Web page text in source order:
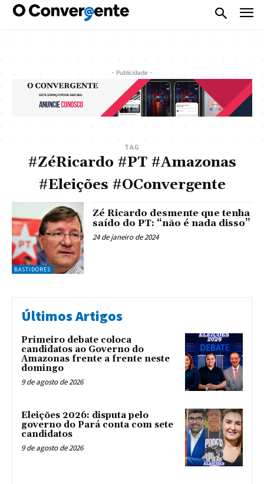
- Publicidade -
TAG
#ZéRicardo #PT #Amazonas
#Eleições #OConvergente
BASTIDORES
Zé Ricardo desmente que tenha
saído do PT: “não é nada disso”
24 de janeiro de 2024
Últimos Artigos
Primeiro debate coloca
candidatos ao Governo do
Amazonas frente a frente neste
domingo
9 de agosto de 2026
Eleições 2026: disputa pelo
governo do Pará conta com sete
candidatos
9 de agosto de 2026